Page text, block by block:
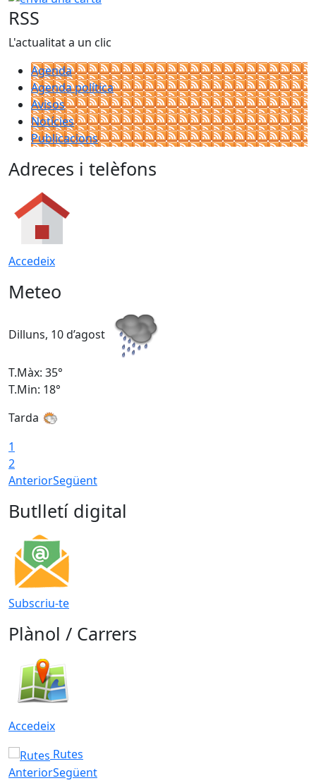
RSS
L'actualitat a un clic
Agenda
Agenda política
Avisos
Notícies
Publicacions
Adreces i telèfons
Accedeix
Meteo
Dilluns, 10 d’agost
T.Màx: 35°
T.Min: 18°
Tarda
1
2
AnteriorSegüent
Butlletí digital
Subscriu-te
Plànol / Carrers
Accedeix
Rutes
AnteriorSegüent